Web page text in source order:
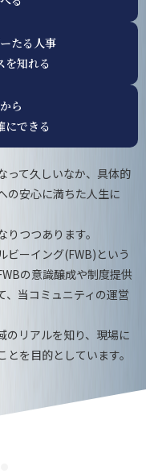
たる人事
を知れる
ら
にできる
って久しいなか、具体的
の安心に満ちた人生に
つつあります。
ビーイング(FWB)という
の意識醸成や制度提供
、当コミュニティの運営
のリアルを知り、現場に
を目的としています。